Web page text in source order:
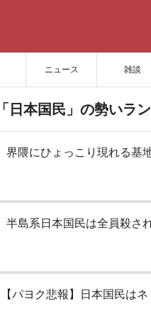
ニュース 雑談
「日本国民」の勢いラ
界隈にひょっこり現れる基
半島系日本国民は全員殺さ
【パヨク悲報】日本国民は